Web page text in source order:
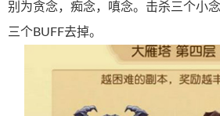
别为贪念，痴念，嗔念。击杀三个小
三个BUFF去掉。